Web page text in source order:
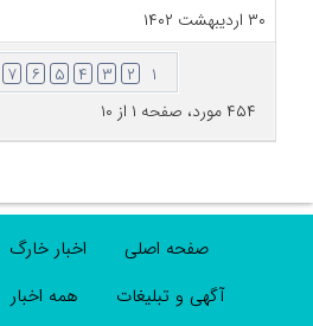
۳۰ اردیبهشت ۱۴۰۲
۱ ۲ ۳ ۴ ۵ ۶ ۷
۴۵۴ مورد، صفحه ۱ از ۱۰
صفحه اصلی اخبار خارگ
آگهی و تبلیغات
همه اخبار